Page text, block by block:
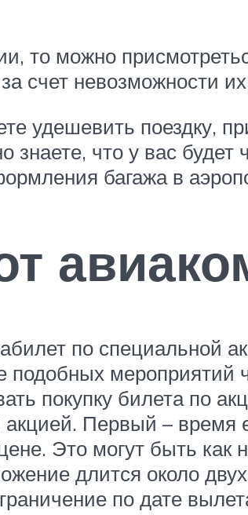
то можно
счет невозможности
удешевить поездку,
знаете, что у вас
багажа в
по специальной
мероприятий
покупку билета по
Первый – время
Это могут быть как
длится около
по дате